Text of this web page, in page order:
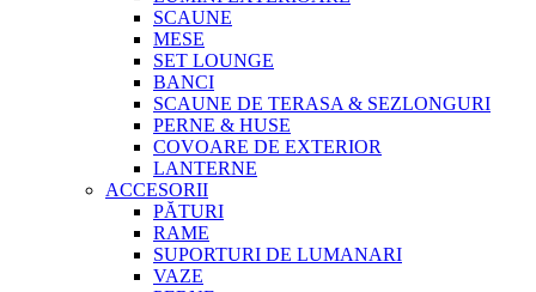
SCAUNE
MESE
SET LOUNGE
BANCI
SCAUNE DE TERASA & SEZLONGURI
PERNE & HUSE
COVOARE DE EXTERIOR
LANTERNE
ACCESORII
PĂTURI
RAME
SUPORTURI DE LUMANARI
VAZE